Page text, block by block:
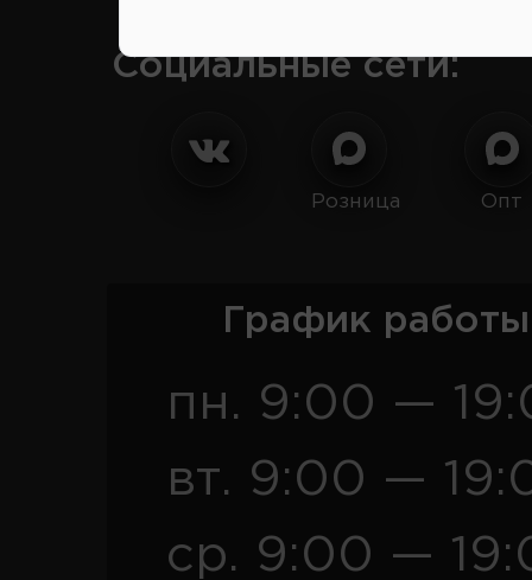
Социальные сети:
Розница Опт
График
пн. 9:00 —
вт. 9:00 —
ср. 9:00 —